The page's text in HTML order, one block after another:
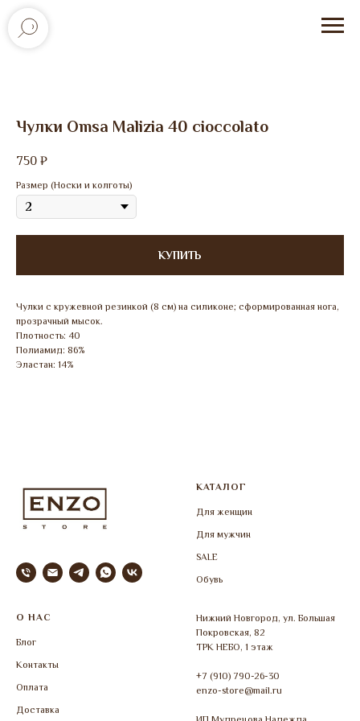
Чулки Omsa Malizia 40 cioccolato
750 ₽
Размер (Носки и колготы)
КУПИТЬ
Чулки с кружевной резинкой (8 см) на силиконе; сформированная нога,
прозрачный мысок.
Плотность: 40
Полиамид: 86%
Эластан: 14%
КАТАЛОГ
Для женщин
Для мужчин
SALE
Обувь
О НАС
Блог
Контакты
Оплата
Доставка
Нижний Новгород, ул. Большая
Покровская, 82
ТРК НЕБО, 1 этаж
+7 (910) 790-26-30
enzo-store@mail.ru